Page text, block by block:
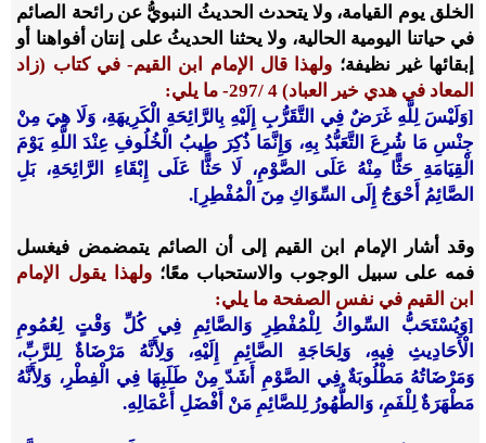
الخلق يوم القيامة، ولا يتحدث الحديثُ النبويُّ عن رائحة الصائم
في حياتنا اليومية الحالية، ولا يحثنا الحديثُ على إنتان أفواهنا أو
إبقائها غير نظيفة؛ ولهذا قال الإمام ابن القيم- في كتاب (زاد
المعاد في هدي خير العباد) 4 /297- ما يلي:
[وَلَيْسَ لِلَّهِ غَرَضٌ فِي التَّقَرُّبِ إِلَيْهِ بِالرَّائِحَةِ الْكَرِيهَةِ، وَلَا هِيَ مِنْ
جِنْسِ مَا شُرِعَ التَّعَبُّدُ بِهِ، وَإِنَّمَا ذُكِرَ طِيبُ الْخُلُوفِ عِنْدَ اللَّهِ يَوْمَ
الْقِيَامَةِ حَثًّا مِنْهُ عَلَى الصَّوْمِ، لَا حَثًّا عَلَى إِبْقَاءِ الرَّائِحَةِ، بَلِ
الصَّائِمُ أَحْوَجُ إِلَى السِّوَاكِ مِنَ الْمُفْطِرِ].
وقد أشار الإمام ابن القيم إلى أن الصائم يتمضمض فيغسل
فمه على سبيل الوجوب والاستحباب معًا؛ ولهذا يقول الإمام
ابن القيم في نفس الصفحة ما يلي:
[وَيُسْتَحَبُّ السِّواكُ لِلْمُفْطِرِ وَالصَّائِمِ فِي كُلِّ وَقْتٍ لِعُمُومِ
الْأَحَادِيثِ فِيهِ، وَلِحَاجَةِ الصَّائِمِ إِلَيْهِ، وَلِأَنَّهُ مَرْضَاةٌ لِلرَّبِّ،
وَمَرْضَاتُهُ مَطْلُوبَةٌ فِي الصَّوْمِ أَشَدّ مِنْ طَلَبِهَا فِي الْفِطْرِ، وَلِأَنَّهُ
مَطْهَرَةٌ لِلْفَمِ، وَالطُّهُورُ لِلصَّائِمِ مَنْ أَفْضَلِ أَعْمَالِهِ.